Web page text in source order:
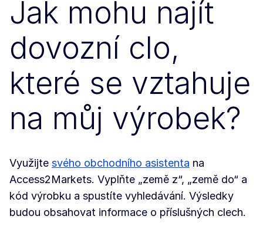
Jak mohu najít
dovozní clo,
které se vztahuje
na můj výrobek?
Využijte svého obchodního asistenta na
Access2Markets. Vyplňte „země z“, „země do“ a
kód výrobku a spustíte vyhledávání. Výsledky
budou obsahovat informace o příslušných clech.